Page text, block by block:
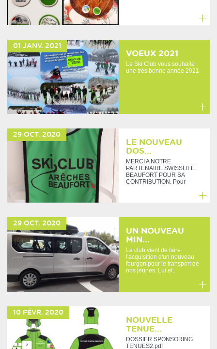
savoir
01 JANV. 2021
VOEUX 2021
Le Ski Club vous souhaite
une très bonne année 2021
29 OCT. 2020
LE NOUVEAU
DOS...
MERCI A NOTRE
PARTENAIRE SWISSLIFE
BEAUFORT POUR SA
CONTRIBUTION. Pour
savoir
29 OCT. 2020
UN NOUVEAU
MIN...
Le club vient de faire
l'acquisition d'un nouveau
fourgon pour le transport de
nos jeunes. Lui et...
10 FÉVR. 2020
NOUVELLE
TENUE...
DOSSIER SPONSORING
TENUES2.pdf